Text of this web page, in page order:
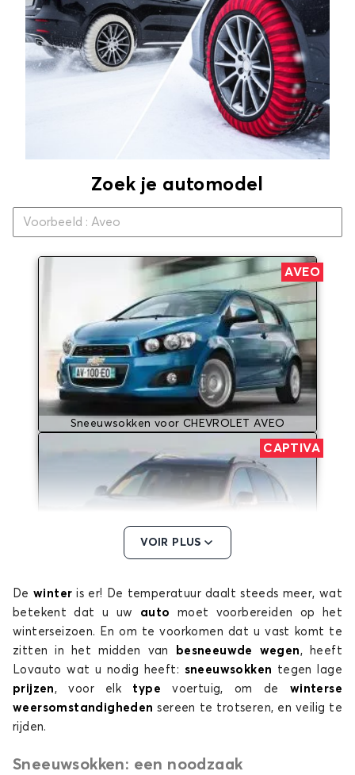
Zoek je automodel
AVEO
Sneeuwsokken voor CHEVROLET AVEO
CAPTIVA
Sneeuwsokken voor CHEVROLET CAPTIVA
CRUZE
VOIR PLUS
De winteris er! De temperatuur daalt steeds meer, wat
betekent dat u uw auto moet voorbereiden op het
winterseizoen. En om te voorkomen dat u vast komt te
zitten in het midden van
besneeuwde wegen, heeft
Lovauto wat u nodig heeft: sneeuwsokken tegen lage
prijzen, voor elk typevoertuig, om de winterse
weersomstandighedensereen te trotseren, en veilig te
rijden.
Sneeuwsokken: een noodzaak